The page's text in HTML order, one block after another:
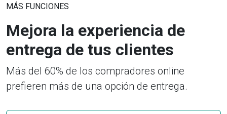
MÁS FUNCIONES
Mejora la experiencia de
entrega de tus clientes
Más del 60% de los compradores online
prefieren más de una opción de entrega.